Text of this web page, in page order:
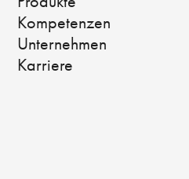
Kompetenzen
Unternehmen
Karriere